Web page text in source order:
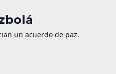
un acuerdo de paz.